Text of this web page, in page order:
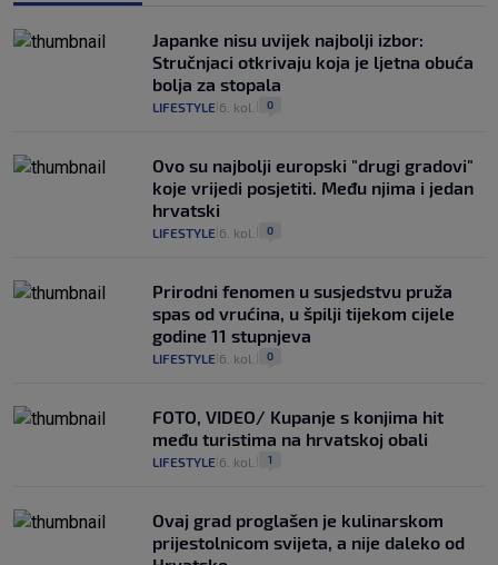
Japanke nisu uvijek najbolji izbor:
Stručnjaci otkrivaju koja je ljetna obuća
bolja za stopala
LIFESTYLE 6. kol. 0
Ovo su najbolji europski "drugi gradovi"
koje vrijedi posjetiti. Među njima i jedan
hrvatski
LIFESTYLE 6. kol. 0
Prirodni fenomen u susjedstvu pruža
spas od vrućina, u špilji tijekom cijele
godine 11 stupnjeva
LIFESTYLE 6. kol. 0
FOTO, VIDEO/ Kupanje s konjima hit
među turistima na hrvatskoj obali
LIFESTYLE 6. kol. 1
Ovaj grad proglašen je kulinarskom
prijestolnicom svijeta, a nije daleko od